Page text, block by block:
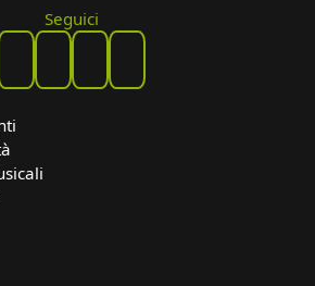
Seguici